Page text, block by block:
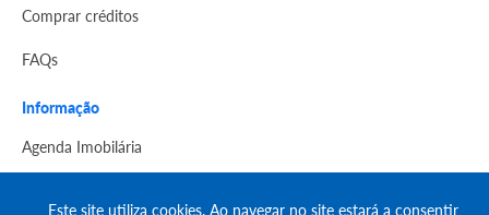
Comprar créditos
FAQs
Informação
Agenda Imobilária
Este site utiliza cookies. Ao navegar no site estará a consentir